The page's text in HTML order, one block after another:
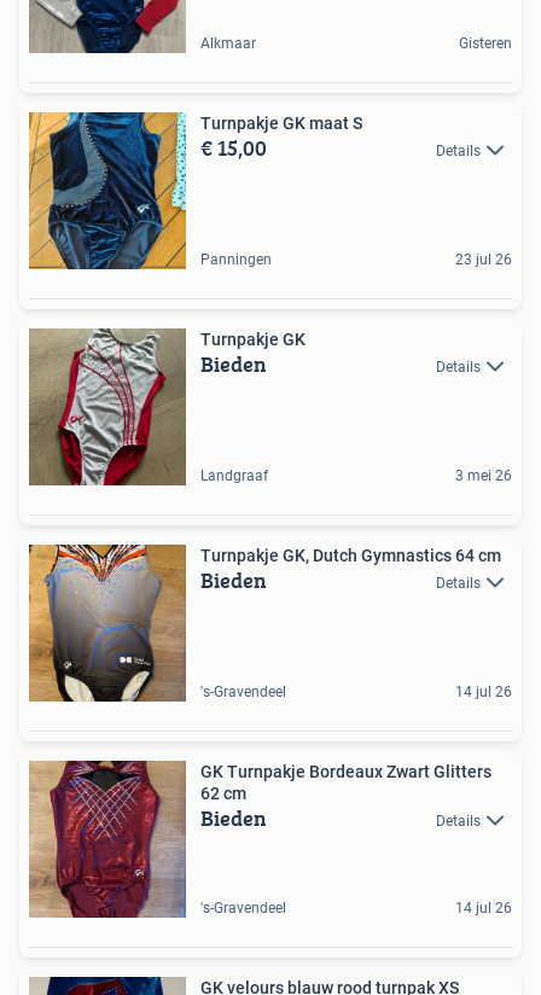
Alkmaar Gisteren
Turnpakje GK maat S
€ 15,00 Details
Panningen 23 jul 26
Turnpakje GK
Bieden Details
Landgraaf 3 mei 26
Turnpakje GK, Dutch Gymnastics 64 cm
Bieden Details
's-Gravendeel 14 jul 26
GK Turnpakje Bordeaux Zwart Glitters
62 cm
Bieden Details
's-Gravendeel 14 jul 26
GK velours blauw rood turnpak XS